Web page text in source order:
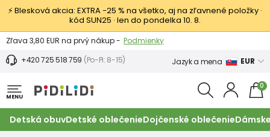
⚡ Blesková akcia: EXTRA −25 % na všetko, aj na zľavnené položky ·
kód SUN25 · len do pondelka 10. 8.
Výmena a vrátenie tovaru - Zobraziť
Zľava 3,80 EUR na prvý nákup - Podmienky
+420 725 518 759 (Po-Pi: 8-15) Jazyk a mena EUR
MENU
0
Detská obuvDetské oblečenieDojčenské oblečenie